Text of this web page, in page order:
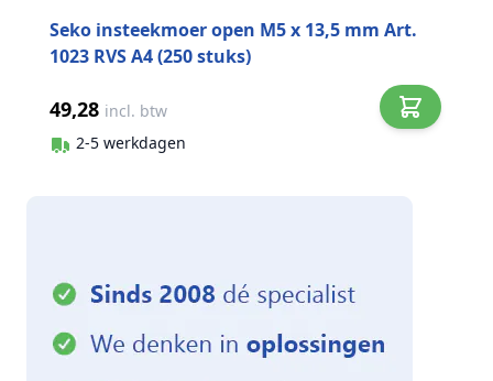
Seko insteekmoer open M5 x 13,5 mm Art.
1023 RVS A4 (250 stuks)
49,28 incl. btw
2-5 werkdagen